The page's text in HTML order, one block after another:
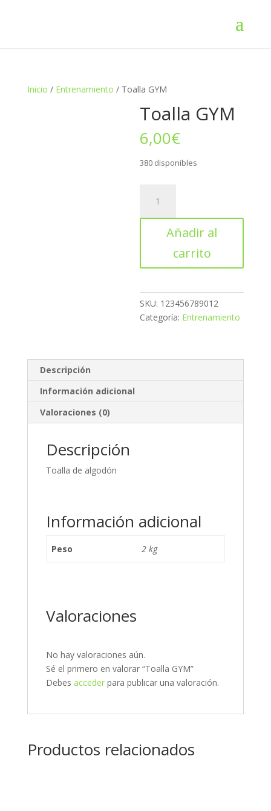
Inicio / Entrenamiento / Toalla GYM
Toalla GYM
6,00€
380 disponibles
GYM
cantidad
Añadir al
carrito
SKU: 123456789012
Categoría: Entrenamiento
Descripción
Información adicional
Valoraciones (0)
Descripción
Toalla de algodón
Información adicional
Peso 2 kg
Valoraciones
No hay valoraciones aún.
Sé el primero en valorar “Toalla GYM”
Debes accederpara publicar una valoración.
Productos relacionados